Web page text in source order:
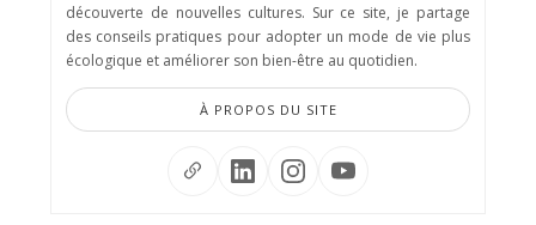
découverte de nouvelles cultures. Sur ce site, je partage
des conseils pratiques pour adopter un mode de vie plus
écologique et améliorer son bien-être au quotidien.
À PROPOS DU SITE